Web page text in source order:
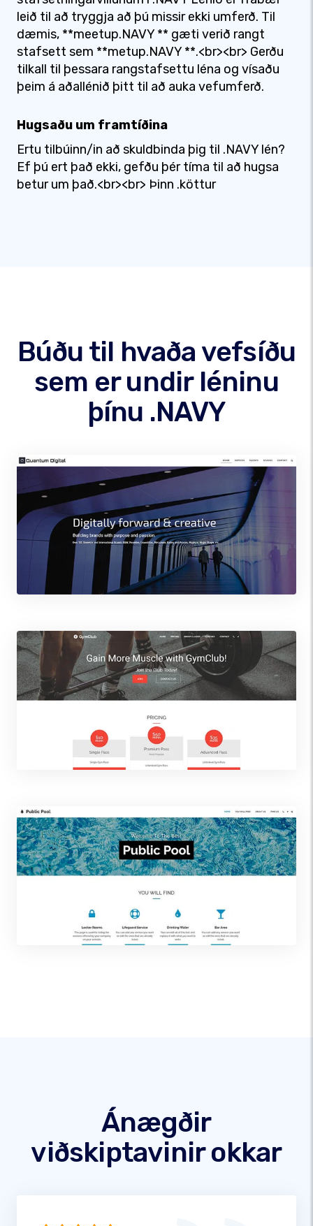
leið til að tryggja að þú missir ekki umferð. Til
dæmis, **meetup.NAVY ** gæti verið rangt
stafsett sem **metup.NAVY **.<br><br> Gerðu
tilkall til þessara rangstafsettu léna og vísaðu
þeim á aðallénið þitt til að auka vefumferð.
Hugsaðu um framtíðina
Ertu tilbúinn/in að skuldbinda þig til .NAVY lén?
Ef þú ert það ekki, gefðu þér tíma til að hugsa
betur um það.<br><br> Þinn .köttur
Búðu til hvaða vefsíðu
sem er undir léninu
þínu .NAVY
Ánægðir
viðskiptavinir okkar